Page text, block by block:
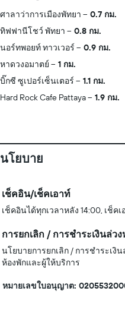
ศาลาว่าการเมืองพัทยา
0.7 กม.
ทิฟฟานีโชว์ พัทยา
0.8 กม.
นอร์ทพอยท์ ทาวเวอร์
0.9 กม.
หาดวงอมาตย์
1 กม.
บิ๊กซี ซูเปอร์เซ็นเตอร์
1.1 กม.
Hard Rock Cafe Pattaya
1.9 กม.
นโยบาย
เช็คอิน/เช็คเอาท์
เช็คอินได้ทุกเวลาหลัง 14:00, เช็ค
การยกเลิก / การชำระเงินล่ว
นโยบายการยกเลิก / การชำระเงิ
ห้องพักและผู้ให้บริการ
หมายเลขใบอนุญาต: